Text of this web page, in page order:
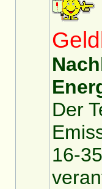
Der
16-